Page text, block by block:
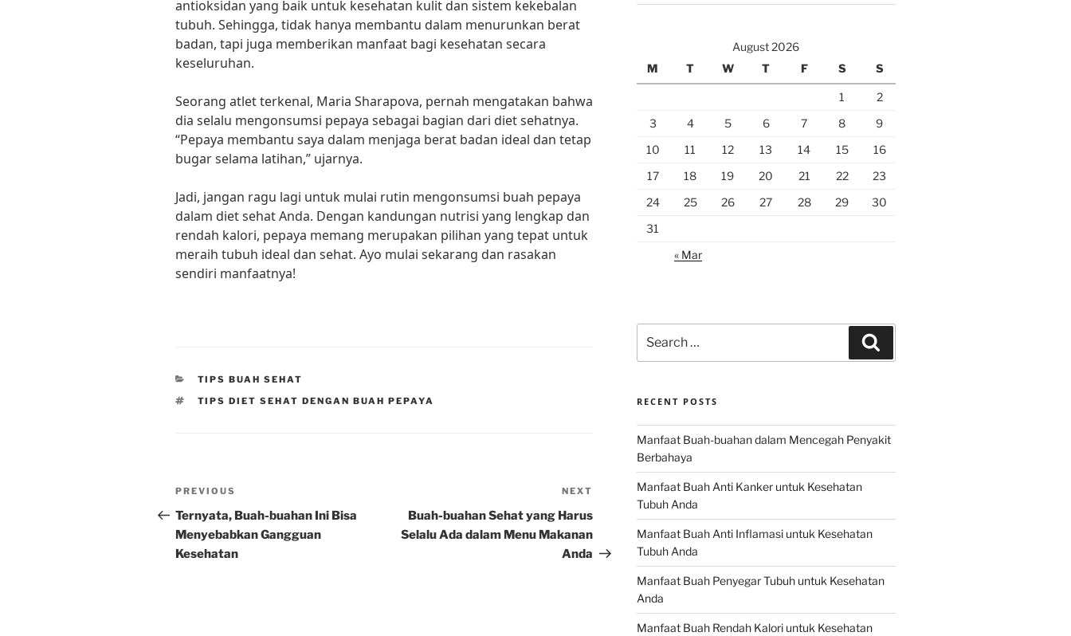
antioksidan yang baik untuk kesehatan kulit dan sistem kekebalan
tubuh. Sehingga, tidak hanya membantu dalam menurunkan berat
badan, tapi juga memberikan manfaat bagi kesehatan secara
keseluruhan.
Seorang atlet terkenal, Maria Sharapova, pernah mengatakan bahwa
dia selalu mengonsumsi pepaya sebagai bagian dari diet sehatnya.
“Pepaya membantu saya dalam menjaga berat badan ideal dan tetap
bugar selama latihan,” ujarnya.
Jadi, jangan ragu lagi untuk mulai rutin mengonsumsi buah pepaya
dalam diet sehat Anda. Dengan kandungan nutrisi yang lengkap dan
rendah kalori, pepaya memang merupakan pilihan yang tepat untuk
meraih tubuh ideal dan sehat. Ayo mulai sekarang dan rasakan
sendiri manfaatnya!
CATEGORIES
TIPS BUAH SEHAT
TAGS
TIPS DIET SEHAT DENGAN BUAH PEPAYA
Post
navigation
Previous
Post
PREVIOUS
Ternyata, Buah-buahan Ini Bisa
Menyebabkan Gangguan
Kesehatan
Post
NEXT
Buah-buahan Sehat yang Harus
Selalu Ada dalam Menu Makanan
Anda
August 2026
M
T W T F S S
1
2
3
4 5 6 7 8
9
10
11 12 13 14 15
16
17
18 19 20 21 22
23
24
25 26 27 28 29
30
31
« Mar
for:
RECENT POSTS
Manfaat Buah-buahan dalam Mencegah Penyakit
Berbahaya
Manfaat Buah Anti Kanker untuk Kesehatan
Tubuh Anda
Manfaat Buah Anti Inflamasi untuk Kesehatan
Tubuh Anda
Manfaat Buah Penyegar Tubuh untuk Kesehatan
Anda
Manfaat Buah Rendah Kalori untuk Kesehatan